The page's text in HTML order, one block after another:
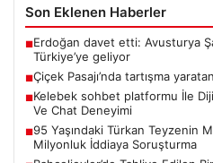
Son Eklenen Haberler
■Erdoğan davet etti: Avusturya
Türkiye’ye geliyor
■Çiçek Pasajı’nda tartışma
■Kelebek sohbet platformu İle
Ve Chat Deneyimi
■95 Yaşındaki Türkan Teyzenin
Milyonluk İddiaya Soruşturma